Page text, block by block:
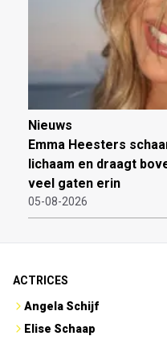
Nieuws
Emma Heesters
lichaam en draagt
veel gaten erin
05-08-2026
ACTRICES
Angela Schijf
Elise Schaap